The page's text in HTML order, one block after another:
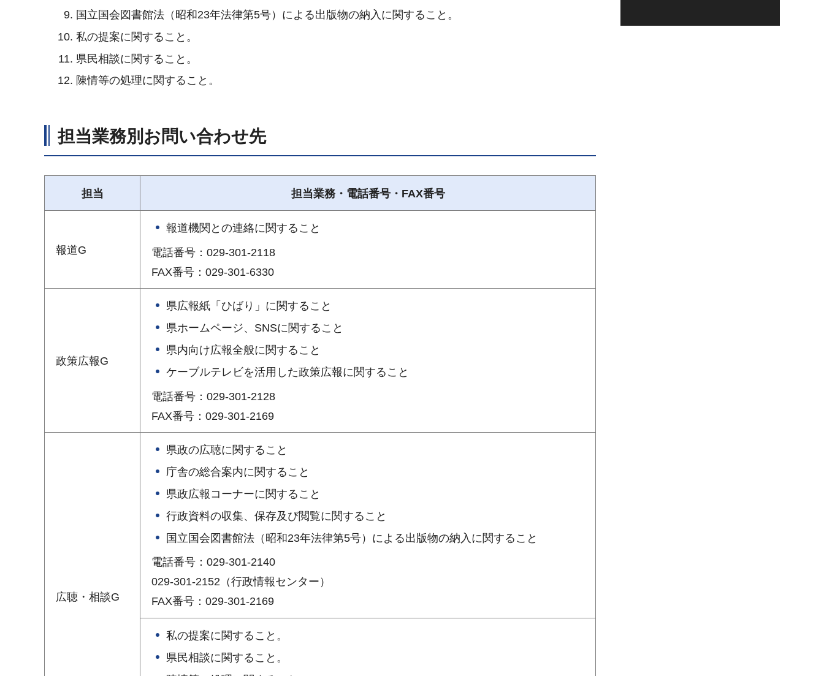
国立国会図書館法（昭和23年法律第5号）による出版物の納入に関すること。
私の提案に関すること。
県民相談に関すること。
陳情等の処理に関すること。
担当業務別お問い合わせ先
担当 担当業務・電話番号・FAX番号
報道G
報道機関との連絡に関すること
電話番号：029-301-2118
FAX番号：029-301-6330
政策広報G
県広報紙「ひばり」に関すること
県ホームページ、SNSに関すること
県内向け広報全般に関すること
ケーブルテレビを活用した政策広報に関すること
電話番号：029-301-2128
FAX番号：029-301-2169
広聴・相談G
県政の広聴に関すること
庁舎の総合案内に関すること
県政広報コーナーに関すること
行政資料の収集、保存及び閲覧に関すること
国立国会図書館法（昭和23年法律第5号）による出版物の納入に関すること
電話番号：029-301-2140
029-301-2152（行政情報センター）
FAX番号：029-301-2169
私の提案に関すること。
県民相談に関すること。